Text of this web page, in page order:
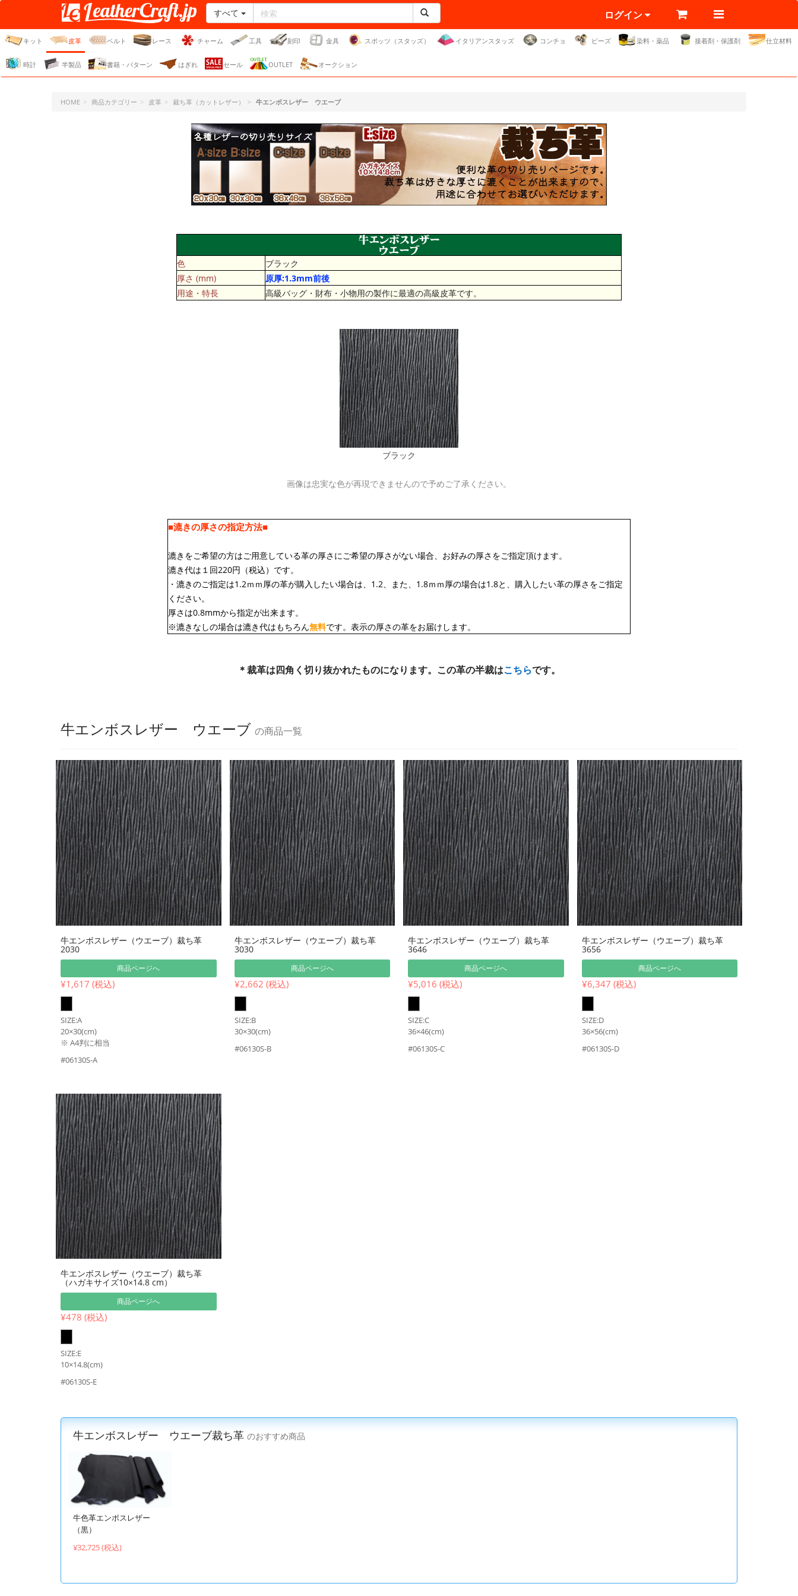
レザークラフト・ドット・
ジェーピー
すべて ログイン
キット 皮革 ベルト レース チャーム 工具 刻印 金具 スポッツ（スタッズ） イタリアンスタッズ コンチョ ビーズ 染料・薬品 接着剤・保護剤 仕立材料
時計 半製品 書籍・パターン はぎれ セール OUTLET オークション
HOME 商品カテゴリー 皮革 裁ち革（カットレザー） 牛エンボスレザー ウエーブ
色
ブラック
厚さ (mm)
原厚:1.3mm前後
用途・特長
高級バッグ・財布・小物用の製作に最適の高級皮革です。
ブラック
画像は忠実な色が再現できませんので予めご了承ください。
■漉きの厚さの指定方法■
漉きをご希望の方はご用意している革の厚さにご希望の厚さがない場合、お好みの厚さをご指定頂けます。
漉き代は１回220円（税込）です。
・漉きのご指定は1.2ｍｍ厚の革が購入したい場合は、1.2、また、1.8ｍｍ厚の場合は1.8と、購入したい革の厚さをご指定
ください。
厚さは0.8mmから指定が出来ます。
※漉きなしの場合は漉き代はもちろん無料です。表示の厚さの革をお届けします。
＊裁革は四角く切り抜かれたものになります。この革の半裁はこちらです。
牛エンボスレザー ウエーブ の商品一覧
牛エンボスレザー（ウエーブ）裁ち革
2030
商品ページへ
¥1,617 (税込)
SIZE:A
20×30(cm)
※ A4判に相当
#06130S-A
牛エンボスレザー（ウエーブ）裁ち革
3030
商品ページへ
¥2,662 (税込)
SIZE:B
30×30(cm)
#06130S-B
牛エンボスレザー（ウエーブ）裁ち革
3646
商品ページへ
¥5,016 (税込)
SIZE:C
36×46(cm)
#06130S-C
牛エンボスレザー（ウエーブ）裁ち革
3656
商品ページへ
¥6,347 (税込)
SIZE:D
36×56(cm)
#06130S-D
牛エンボスレザー（ウエーブ）裁ち革
（ハガキサイズ10×14.8 cm）
商品ページへ
¥478 (税込)
SIZE:E
10×14.8(cm)
#06130S-E
牛エンボスレザー ウエーブ裁ち革 のおすすめ商品
牛色革エンボスレザー
（黒）
¥32,725 (税込)